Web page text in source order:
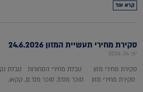
קרא עוד
סקירת מחירי תעשיית המזון 24.6.2026
יוני 24, 2026
סקירת מחירי מזון טבלת מחירי הסחורות טבלת
סקירת מחירי מזון סוכר מס'5, סוכר מס' 11, קקאו,